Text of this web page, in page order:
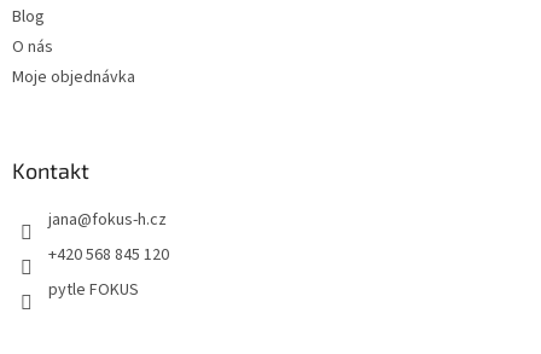
Blog
O nás
Moje objednávka
Kontakt
jana@fokus-h.cz
+420 568 845 120
pytle FOKUS